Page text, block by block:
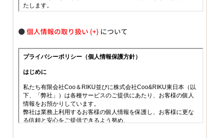
●個人情報の取り扱い について